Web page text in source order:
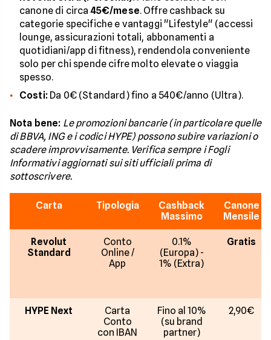
canone di circa45€/mese. Offre cashback su
categorie specifiche e vantaggi "Lifestyle" (accessi
lounge, assicurazioni totali, abbonamenti a
quotidiani/app di fitness), rendendola conveniente
solo per chi spende cifre molto elevate o viaggia
spesso.
Costi:Da 0€ (Standard) fino a 540€/anno (Ultra).
Nota bene: Le promozioni bancarie (in particolare quelle
di BBVA, ING e i codici HYPE) possono subire variazioni o
scadere improvvisamente. Verifica sempre i Fogli
Informativi aggiornati sui siti ufficiali prima di
sottoscrivere.
Carta Tipologia
Cashback
Massimo
Canone
Mensile
Revolut
Standard
Conto
Online /
App
0.1%
(Europa) -
1% (Extra)
Gratis
HYPE Next
Carta
Conto
con IBAN
Fino al 10%
(su brand
partner)
2,90€